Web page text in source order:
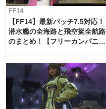
FF14
【FF14】最新パッチ7.5対応！
潜水艦の全海路と飛空挺全航路
のまとめ！【フリーカンパニ